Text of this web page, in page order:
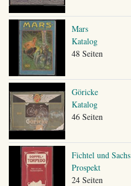
Mars
Katalog
48 Seiten
Göricke
Katalog
46 Seiten
Fichtel und Sachs
Prospekt
24 Seiten